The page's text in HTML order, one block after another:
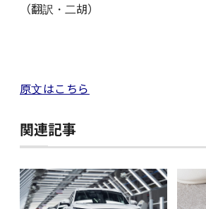
（翻訳・二胡）
原文はこちら
関連記事